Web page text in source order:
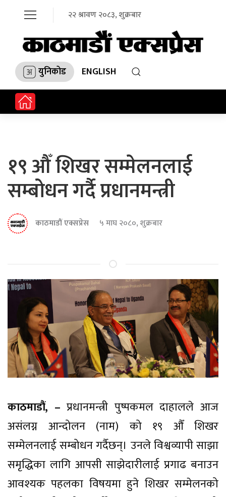
२२ श्रावण २०८३, शुक्रबार
युनिकोड ENGLISH
१९ औँ शिखर सम्मेलनलाई
सम्बोधन गर्दै प्रधानमन्त्री
काठमाडौं एक्सप्रेस ५ माघ २०८०, शुक्रबार
काठमाडौं, – प्रधानमन्त्री पुष्पकमल दाहालले आज
असंलग्न आन्दोलन (नाम) को १९ औँ शिखर
सम्मेलनलाई सम्बोधन गर्दैछन्। उनले विश्वव्यापी साझा
समृद्धिका लागि आपसी साझेदारीलाई प्रगाढ बनाउन
आवश्यक पहलका विषयमा हुने शिखर सम्मेलनको